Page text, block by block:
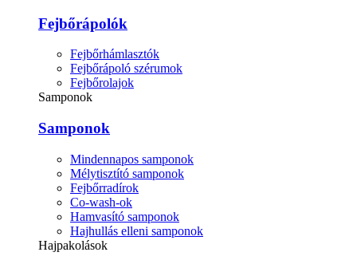
Fejbőrápolók
Fejbőrhámlasztók
Fejbőrápoló szérumok
Fejbőrolajok
Samponok
Samponok
Mindennapos samponok
Mélytisztító samponok
Fejbőrradírok
Co-wash-ok
Hamvasító samponok
Hajhullás elleni samponok
Hajpakolások